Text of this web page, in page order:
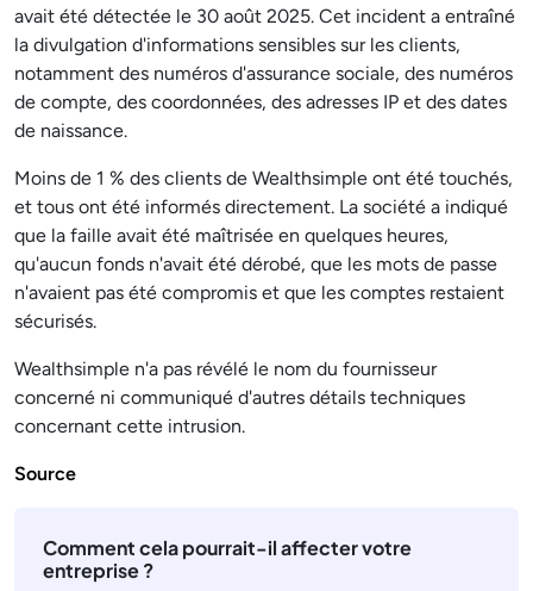
avait été détectée le 30 août 2025. Cet incident a entraîné
la divulgation d'informations sensibles sur les clients,
notamment des numéros d'assurance sociale, des numéros
de compte, des coordonnées, des adresses IP et des dates
de naissance.
Moins de 1 % des clients de Wealthsimple ont été touchés,
et tous ont été informés directement. La société a indiqué
que la faille avait été maîtrisée en quelques heures,
qu'aucun fonds n'avait été dérobé, que les mots de passe
n'avaient pas été compromis et que les comptes restaient
sécurisés.
Wealthsimple n'a pas révélé le nom du fournisseur
concerné ni communiqué d'autres détails techniques
concernant cette intrusion.
Source
Comment cela pourrait-il affecter votre
entreprise ?